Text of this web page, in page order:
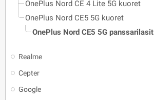
OnePlus Nord CE 4 Lite 5G kuoret
OnePlus Nord CE5 5G kuoret
OnePlus Nord CE5 5G panssarilasit
Realme
Cepter
Google